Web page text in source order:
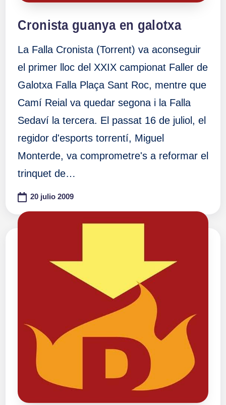
Cronista guanya en galotxa
La Falla Cronista (Torrent) va aconseguir
el primer lloc del XXIX campionat Faller de
Galotxa Falla Plaça Sant Roc, mentre que
Camí Reial va quedar segona i la Falla
Sedaví la tercera. El passat 16 de juliol, el
regidor d'esports torrentí, Miguel
Monterde, va comprometre's a reformar el
trinquet de…
20 julio 2009